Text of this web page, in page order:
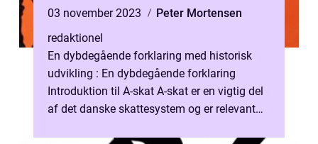
03 november 2023
Peter Mortensen
redaktionel
En dybdegående forklaring med historisk
udvikling : En dybdegående forklaring
Introduktion til A-skat A-skat er en vigtig del
af det danske skattesystem og er relevant